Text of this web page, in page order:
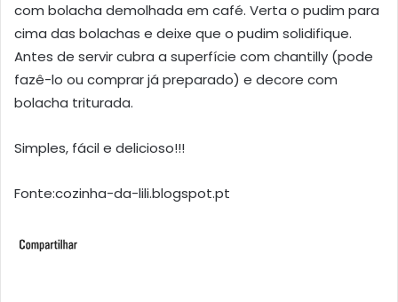
com bolacha demolhada em café. Verta o pudim para
cima das bolachas e deixe que o pudim solidifique.
Antes de servir cubra a superfície com chantilly (pode
fazê-lo ou comprar já preparado) e decore com
bolacha triturada.
Simples, fácil e delicioso!!!
Fonte:cozinha-da-lili.blogspot.pt